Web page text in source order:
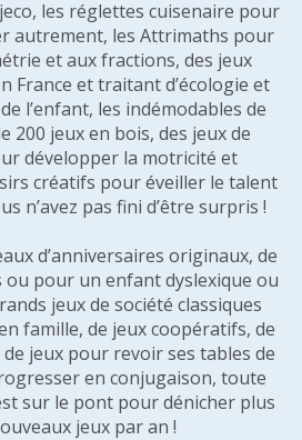
les réglettes cuisenaire pour
autrement, les Attrimaths pour
et aux fractions, des jeux
France et traitant d’écologie et
l’enfant, les indémodables de
200 jeux en bois, des jeux de
développer la motricité et
créatifs pour éveiller le talent
n’avez pas fini d’être surpris !
d’anniversaires originaux, de
pour un enfant dyslexique ou
jeux de société classiques
famille, de jeux coopératifs, de
jeux pour revoir ses tables de
en conjugaison, toute
sur le pont pour dénicher plus
jeux par an !